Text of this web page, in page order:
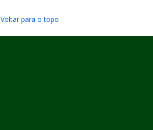
Voltar para o topo